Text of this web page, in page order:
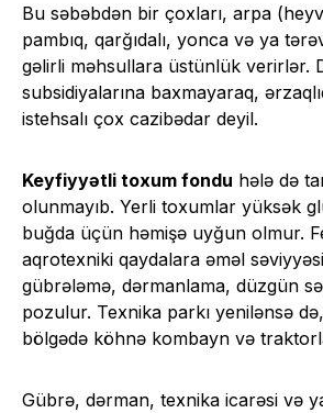
Bu səbəbdən bir çoxları, arpa
pambıq, qarğıdalı, yonca və ya
gəlirli məhsullara üstünlük verirlər.
subsidiyalarına baxmayaraq,
istehsalı çox cazibədar deyil.
Keyfiyyətli toxum fondu hələ də
olunmayıb. Yerli toxumlar yüksək
buğda üçün həmişə uyğun olmur.
aqrotexniki qaydalara əməl
gübrələmə, dərmanlama, düzgün
pozulur. Texnika parkı yenilənsə
bölgədə köhnə kombayn və
Gübrə, dərman, texnika icarəsi və